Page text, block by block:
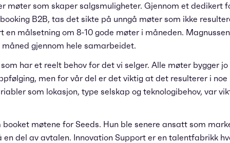
møter som skaper salgsmuligheter. Gjennom et dedikert
B2B, tas det sikte på unngå møter som ikke
en målsetning om 8-10 gode møter i måneden.
gjennom hele samarbeidet.
har et reelt behov for det vi selger. Alle møter bygger
men for vår del er det viktig at det resulterer i
som lokasjon, type selskap og teknologibehov, var
booket møtene for Seeds. Hun ble senere ansatt som
en del av avtalen. Innovation Support er en talentfabrikk